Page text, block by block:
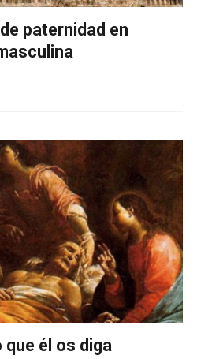
paternidad en
que él os diga